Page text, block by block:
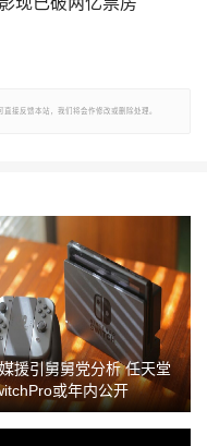
接反馈本站，我们将会作修改或删除处理。
援引舅舅党分析 任天堂
或年内公开